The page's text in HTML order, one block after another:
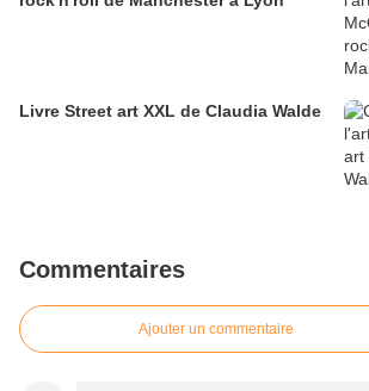
Livre Street art XXL de Claudia Walde
Commentaires
Ajouter un commentaire